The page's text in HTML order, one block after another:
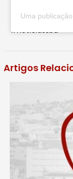
Uma
#notíciassbu
Artigos